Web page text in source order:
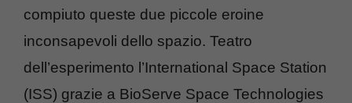
compiuto queste due piccole eroine
inconsapevoli dello spazio. Teatro
dell’esperimento l’International Space Station
(ISS) grazie a BioServe Space Technologies